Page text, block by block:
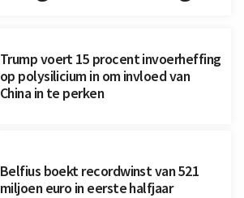
Trump voert 15 procent invoerheffing
op polysilicium in om invloed van
China in te perken
Belfius boekt recordwinst van 521
miljoen euro in eerste halfjaar